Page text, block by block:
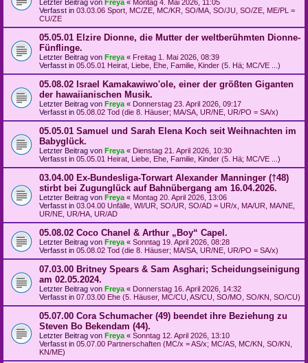
Letzter Beitrag von Freya « Montag 4. Mai 2026, 11:05
Verfasst in 03.03.06 Sport, MC/ZE, MC/KR, SO/MA, SO/JU, SO/ZE, ME/PL =
CU/ZE
05.05.01 Elzire Dionne, die Mutter der weltberühmten Dionne-
Fünflinge.
Letzter Beitrag von Freya « Freitag 1. Mai 2026, 08:39
Verfasst in 05.05.01 Heirat, Liebe, Ehe, Familie, Kinder (5. Hä; MC/VE ...)
05.08.02 Israel Kamakawiwo'ole, einer der größten Giganten
der hawaiianischen Musik.
Letzter Beitrag von Freya « Donnerstag 23. April 2026, 09:17
Verfasst in 05.08.02 Tod (die 8. Häuser; MA/SA, UR/NE, UR/PO = SA/x)
05.05.01 Samuel und Sarah Elena Koch seit Weihnachten im
Babyglück.
Letzter Beitrag von Freya « Dienstag 21. April 2026, 10:30
Verfasst in 05.05.01 Heirat, Liebe, Ehe, Familie, Kinder (5. Hä; MC/VE ...)
03.04.00 Ex-Bundesliga-Torwart Alexander Manninger (†48)
stirbt bei Zugunglück auf Bahnübergang am 16.04.2026.
Letzter Beitrag von Freya « Montag 20. April 2026, 13:06
Verfasst in 03.04.00 Unfälle, WI/UR, SO/UR, SO/AD = UR/x, MA/UR, MA/NE,
UR/NE, UR/HA, UR/AD
05.08.02 Coco Chanel & Arthur „Boy“ Capel.
Letzter Beitrag von Freya « Sonntag 19. April 2026, 08:28
Verfasst in 05.08.02 Tod (die 8. Häuser; MA/SA, UR/NE, UR/PO = SA/x)
07.03.00 Britney Spears & Sam Asghari; Scheidungseinigung
am 02.05.2024.
Letzter Beitrag von Freya « Donnerstag 16. April 2026, 14:32
Verfasst in 07.03.00 Ehe (5. Häuser, MC/CU, AS/CU, SO/MO, SO/KN, SO/CU)
05.07.00 Cora Schumacher (49) beendet ihre Beziehung zu
Steven Bo Bekendam (44).
Letzter Beitrag von Freya « Sonntag 12. April 2026, 13:10
Verfasst in 05.07.00 Partnerschaften (MC/x = AS/x; MC/AS, MC/KN, SO/KN,
KN/ME)